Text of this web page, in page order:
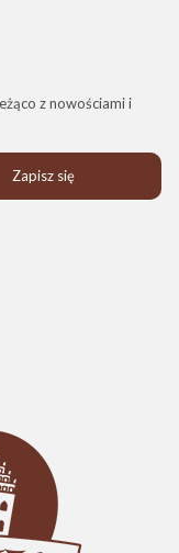
z nowościami i
Zapisz się